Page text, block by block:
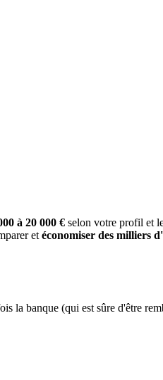
à 20 000 € selon votre profil et
et économiser des milliers
la banque (qui est sûre d'être